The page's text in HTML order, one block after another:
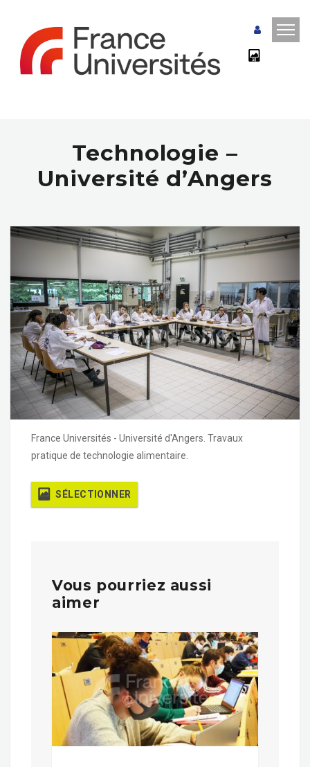
Technologie –
Université d’Angers
France Universités - Université d'Angers. Travaux
pratique de technologie alimentaire.
SÉLECTIONNER
Vous pourriez aussi
aimer